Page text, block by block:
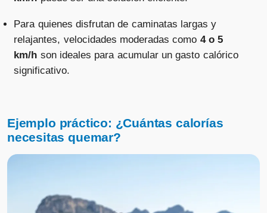
Para quienes disfrutan de caminatas largas y
relajantes, velocidades moderadas como 4 o 5
km/h son ideales para acumular un gasto calórico
significativo.
Ejemplo práctico: ¿Cuántas calorías
necesitas quemar?